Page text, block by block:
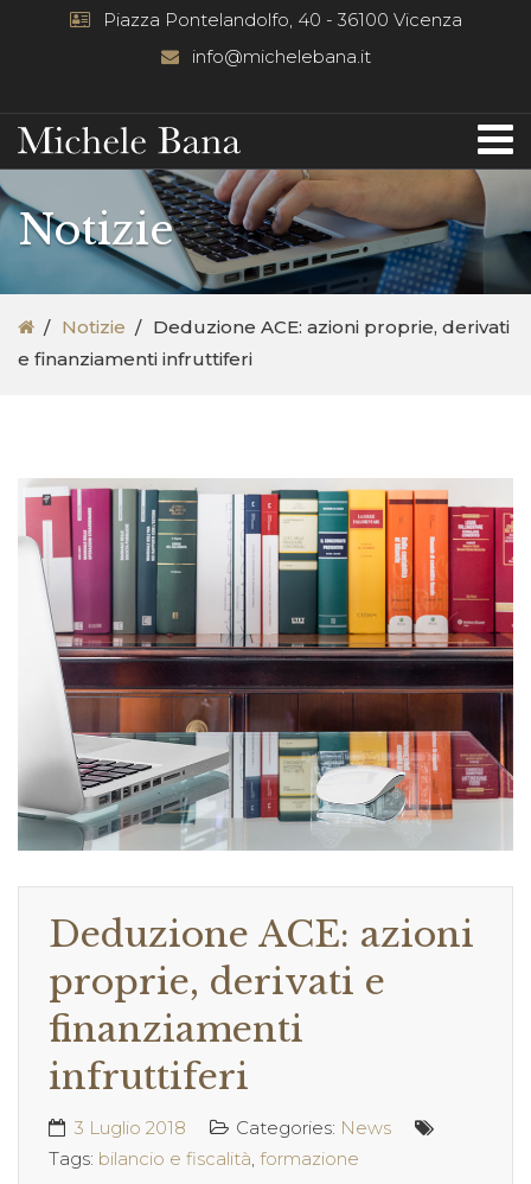
Piazza Pontelandolfo, 40 - 36100 Vicenza
info@michelebana.it
Notizie
Notizie
Deduzione ACE: azioni proprie, derivati
e finanziamenti infruttiferi
Deduzione ACE: azioni
proprie, derivati e
finanziamenti
infruttiferi
3 Luglio 2018 Categories: News
Tags: bilancio e fiscalità formazione